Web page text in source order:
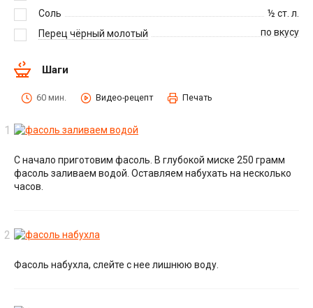
Соль
½ ст. л.
Перец чёрный молотый
по вкусу
Шаги
60 мин. Видео-рецепт Печать
С начало приготовим фасоль. В глубокой миске 250 грамм
фасоль заливаем водой. Оставляем набухать на несколько
часов.
Фасоль набухла, слейте с нее лишнюю воду.